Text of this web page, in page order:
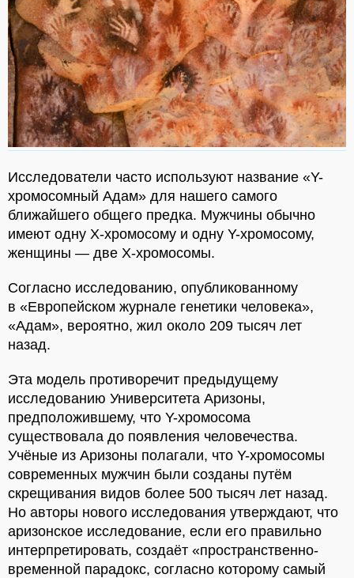
Исследователи часто используют название «Y-
хромосомный Адам» для нашего самого
ближайшего общего предка. Мужчины обычно
имеют одну X-хромосому и одну Y-хромосому,
женщины — две X-хромосомы.
Согласно исследованию, опубликованному
в «Европейском журнале генетики человека»,
«Адам», вероятно, жил около 209 тысяч лет
назад.
Эта модель противоречит предыдущему
исследованию Университета Аризоны,
предположившему, что Y-хромосома
существовала до появления человечества.
Учёные из Аризоны полагали, что Y-хромосомы
современных мужчин были созданы путём
скрещивания видов более 500 тысяч лет назад.
Но авторы нового исследования утверждают, что
аризонское исследование, если его правильно
интерпретировать, создаёт «пространственно-
временной парадокс, согласно которому самый